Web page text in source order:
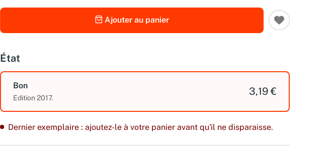
Ajouter au panier
État
Bon
Edition 2017.
3,19 €
Dernier exemplaire : ajoutez-le à votre panier avant qu'il ne disparaisse.